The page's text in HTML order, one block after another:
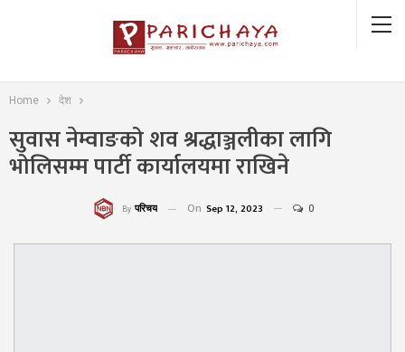
Home देश
सुवास नेम्वाङको शव श्रद्धाञ्जलीका लागि
भोलिसम्म पार्टी कार्यालयमा राखिने
By परिचय On Sep 12, 2023 0